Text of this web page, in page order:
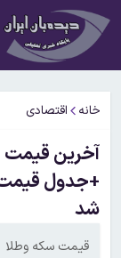
خانه اقتصادی
شد
قیمت سکه وطلا